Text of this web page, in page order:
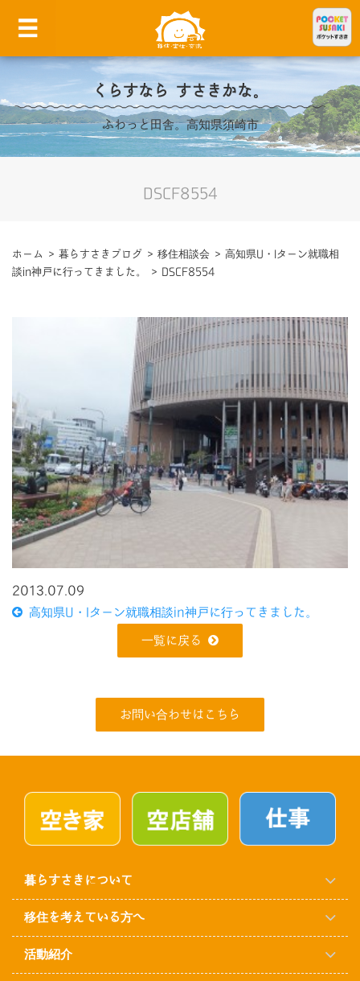
くらすなら すさきかな。
ふわっと田舎。高知県須崎市
DSCF8554
ホーム > 暮らすさきブログ > 移住相談会 > 高知県U・Iターン就職相
談in神戸に行ってきました。
> DSCF8554
2013.07.09
高知県U・Iターン就職相談in神戸に行ってきました。
一覧に戻る
お問い合わせはこちら
暮らすさきについて
移住を考えている方へ
活動紹介